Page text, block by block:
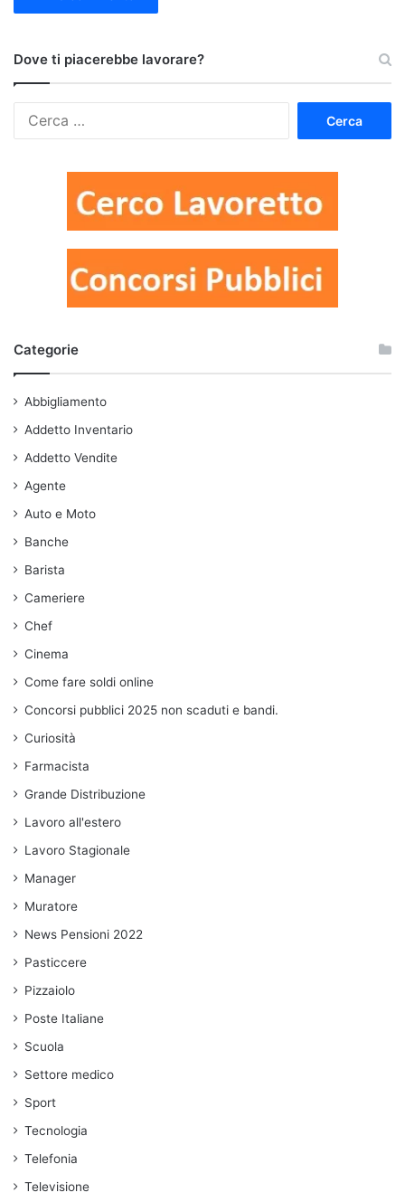
Dove ti piacerebbe lavorare?
Categorie
Abbigliamento
Addetto Inventario
Addetto Vendite
Agente
Auto e Moto
Banche
Barista
Cameriere
Chef
Cinema
Come fare soldi online
Concorsi pubblici 2025 non scaduti e bandi.
Curiosità
Farmacista
Grande Distribuzione
Lavoro all'estero
Lavoro Stagionale
Manager
Muratore
News Pensioni 2022
Pasticcere
Pizzaiolo
Poste Italiane
Scuola
Settore medico
Sport
Tecnologia
Telefonia
Televisione